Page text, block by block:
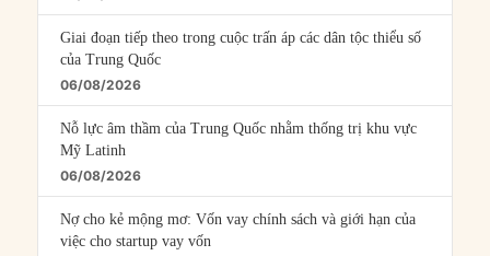
Giai đoạn tiếp theo trong cuộc trấn áp các dân tộc thiểu số
của Trung Quốc
06/08/2026
Nỗ lực âm thầm của Trung Quốc nhằm thống trị khu vực
Mỹ Latinh
06/08/2026
Nợ cho kẻ mộng mơ: Vốn vay chính sách và giới hạn của
việc cho startup vay vốn